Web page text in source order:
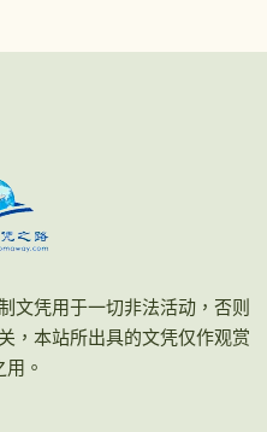
文凭用于一切非法活动，否则
，本站所出具的文凭仅作观赏
。